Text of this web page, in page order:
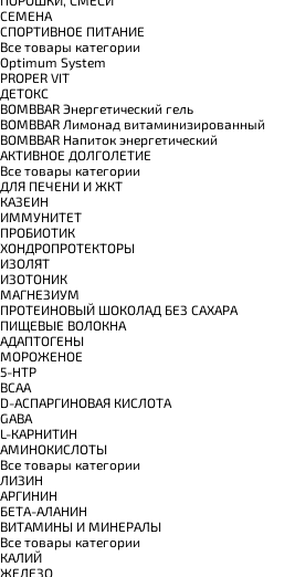
СЕМЕНА
СПОРТИВНОЕ ПИТАНИЕ
Все товары категории
Optimum System
PROPER VIT
ДЕТОКС
BOMBBAR Энергетический гель
BOMBBAR Лимонад витаминизированный
BOMBBAR Напиток энергетический
АКТИВНОЕ ДОЛГОЛЕТИЕ
Все товары категории
ДЛЯ ПЕЧЕНИ И ЖКТ
КАЗЕИН
ИММУНИТЕТ
ПРОБИОТИК
ХОНДРОПРОТЕКТОРЫ
ИЗОЛЯТ
ИЗОТОНИК
МАГНЕЗИУМ
ПРОТЕИНОВЫЙ ШОКОЛАД БЕЗ САХАРА
ПИЩЕВЫЕ ВОЛОКНА
АДАПТОГЕНЫ
МОРОЖЕНОЕ
5-HTP
BCAA
D-АСПАРГИНОВАЯ КИСЛОТА
GABA
L-КАРНИТИН
АМИНОКИСЛОТЫ
Все товары категории
ЛИЗИН
АРГИНИН
БЕТА-АЛАНИН
ВИТАМИНЫ И МИНЕРАЛЫ
Все товары категории
КАЛИЙ
ЖЕЛЕЗО